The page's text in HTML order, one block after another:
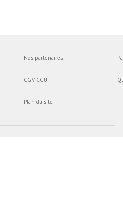
Nos partenaires
CGV-CGU
Plan du site